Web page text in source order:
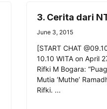
3. Cerita dari
June 3, 2015
[START CHAT
10.10 WITA on April
Rifki M Bogara:
Mutia ‘Muthe’
Rifki. ...